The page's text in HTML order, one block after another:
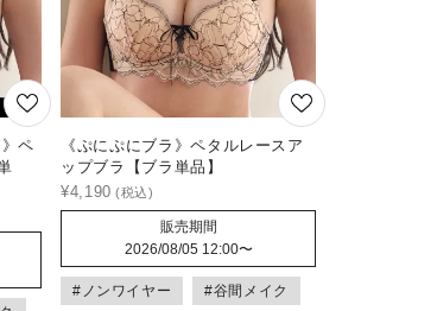
ペ
《ぷにぷにブラ》ペタルレースア
ップブラ【ブラ単品】
¥4,190
販売期間
2026/08/05 12:00〜
#ノンワイヤー #谷間メイク